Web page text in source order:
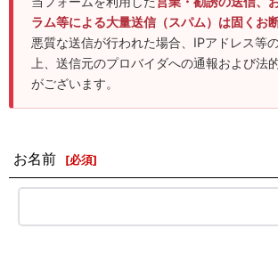
ラム等による大量送信（スパム）は固くお
悪質な送信が行われた場合、IPアドレス等
上、送信元のプロバイダへの通報および法
がございます。
お名前 [必須]